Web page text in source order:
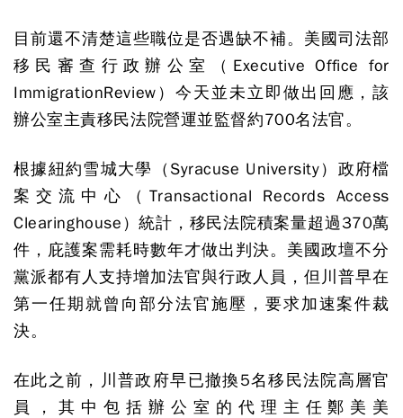
目前還不清楚這些職位是否遇缺不補。美國司法部
移民審查行政辦公室（Executive Office for
ImmigrationReview）今天並未立即做出回應，該
辦公室主責移民法院營運並監督約700名法官。
根據紐約雪城大學（Syracuse University）政府檔
案交流中心（Transactional Records Access
Clearinghouse）統計，移民法院積案量超過370萬
件，庇護案需耗時數年才做出判決。美國政壇不分
黨派都有人支持增加法官與行政人員，但川普早在
第一任期就曾向部分法官施壓，要求加速案件裁
決。
在此之前，川普政府早已撤換5名移民法院高層官
員，其中包括辦公室的代理主任鄭美美